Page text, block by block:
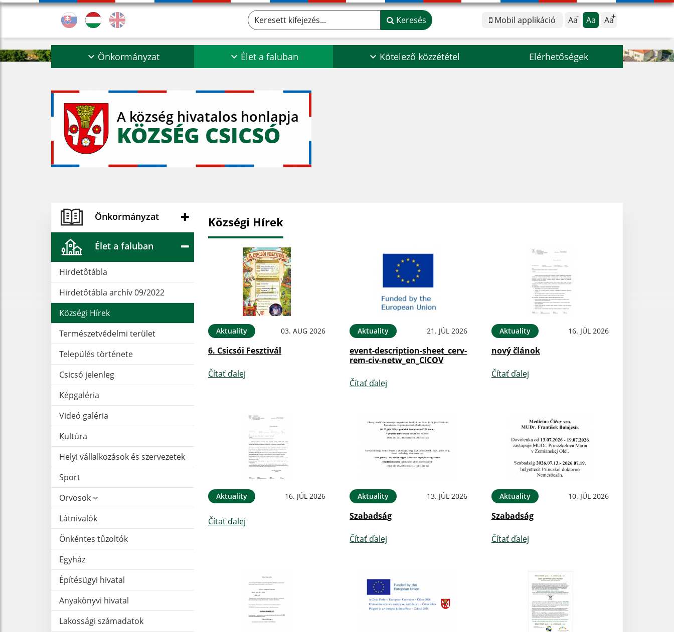
Mobil applikáció Aa Aa Aa
Keresett kifejezés... Keresés
Önkormányzat Élet a faluban Kötelező közzététel Elérhetőségek
A község hivatalos honlapja
KÖZSÉG CSICSÓ
Önkormányzat
Élet a faluban
Hirdetőtábla
Hirdetőtábla archív 09/2022
Községi Hírek
Természetvédelmi terület
Település története
Csicsó jelenleg
Képgaléria
Videó galéria
Kultúra
Helyi vállalkozások és szervezetek
Sport
Orvosok
Látnivalók
Önkéntes tűzoltók
Egyház
Építésügyi hivatal
Anyakönyvi hivatal
Lakossági számadatok
Községi Hírek
Aktuality 03. AUG 2026
6. Csicsói Fesztivál
Čítať ďalej
Aktuality 21. JÚL 2026
event-description-sheet_cerv-
rem-civ-netw_en_CICOV
Čítať ďalej
Aktuality 16. JÚL 2026
nový článok
Čítať ďalej
Aktuality 16. JÚL 2026
Čítať ďalej
Aktuality 13. JÚL 2026
Szabadság
Čítať ďalej
Aktuality 10. JÚL 2026
Szabadság
Čítať ďalej